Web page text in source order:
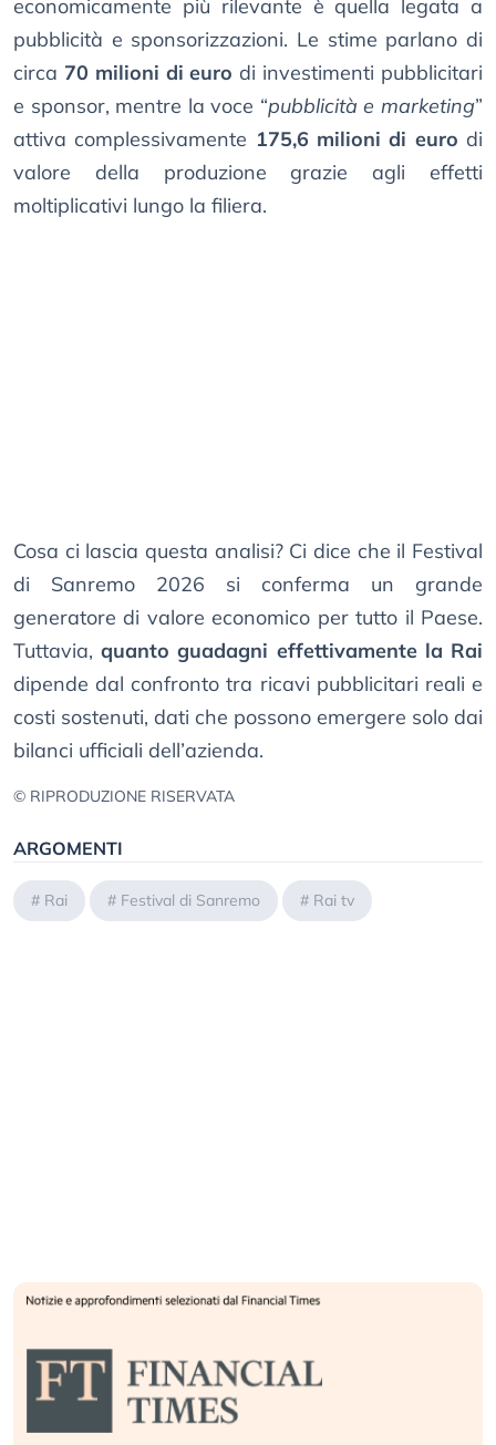
economicamente più rilevante è quella legata a
pubblicità e sponsorizzazioni. Le stime parlano di
circa 70 milioni di euro di investimenti pubblicitari
e sponsor, mentre la voce “pubblicità e marketing”
attiva complessivamente 175,6 milioni di euro di
valore della produzione grazie agli effetti
moltiplicativi lungo la filiera.
Cosa ci lascia questa analisi? Ci dice che il Festival
di Sanremo 2026 si conferma un grande
generatore di valore economico per tutto il Paese.
Tuttavia, quanto guadagni effettivamente la Rai
dipende dal confronto tra ricavi pubblicitari reali e
costi sostenuti, dati che possono emergere solo dai
bilanci ufficiali dell’azienda.
© RIPRODUZIONE RISERVATA
ARGOMENTI
# Rai # Festival di Sanremo # Rai tv